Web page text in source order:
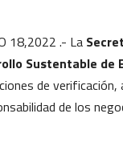
18,2022 .- La
Sustentable de
de
de los